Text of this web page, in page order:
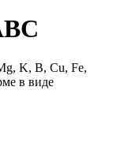
K, B, Cu, Fe,
в виде